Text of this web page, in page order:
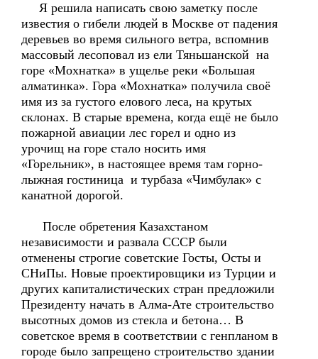
Я решила написать свою заметку после
известия о гибели людей в Москве от падения
деревьев во время сильного ветра, вспомнив
массовый лесоповал из ели Тяньшанской на
горе «Мохнатка» в ущелье реки «Большая
алматинка». Гора «Мохнатка» получила своё
имя из за густого елового леса, на крутых
склонах. В старые времена, когда ещё не было
пожарной авиации лес горел и одно из
урочищ на горе стало носить имя
«Горельник», в настоящее время там горно-
лыжная гостиница и турбаза «Чимбулак» с
канатной дорогой.
После обретения Казахстаном
независимости и развала СССР были
отменены строгие советские Госты, Осты и
СНиПы. Новые проектировщики из Турции и
других капиталистических стран предложили
Президенту начать в Алма-Ате строительство
высотных домов из стекла и бетона… В
советское время в соответствии с генпланом в
городе было запрещено строительство здании